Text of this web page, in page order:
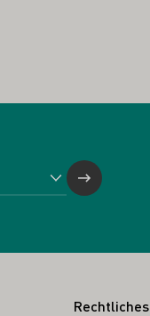
Rechtliches